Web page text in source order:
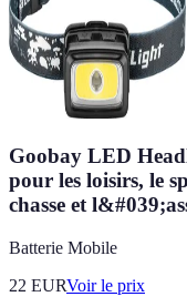
Goobay LED
pour les loisirs, le
chasse et
Batterie Mobile
22 EURVoir le prix